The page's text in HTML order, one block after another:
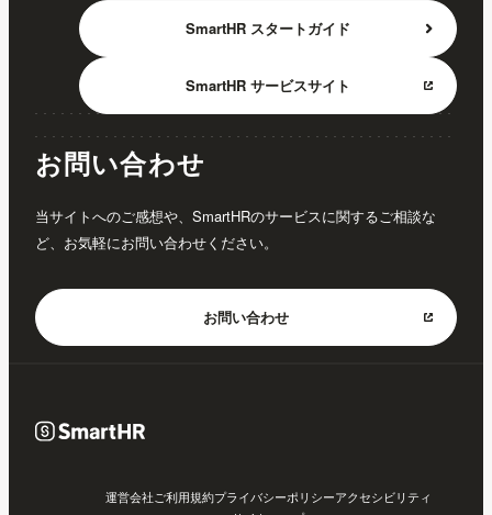
SmartHR スタートガイド
SmartHR サービスサイト
お問い合わせ
当サイトへのご感想や、SmartHRのサービスに関するご相談な
ど、お気軽にお問い合わせください。
お問い合わせ
運営会社ご利用規約プライバシーポリシーアクセシビリティ